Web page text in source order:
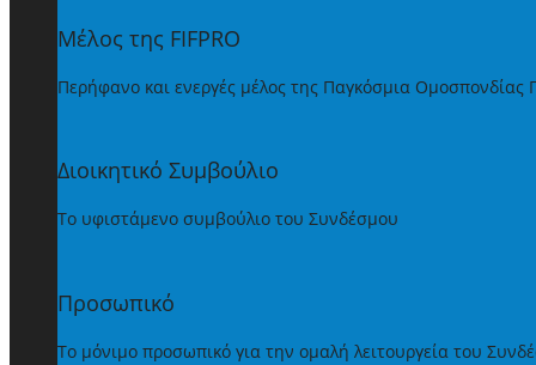
Μέλος της FIFPRO
Περήφανο και ενεργές μέλος της Παγκόσμια Ομοσπονδίας
Διοικητικό Συμβούλιο
Το υφιστάμενο συμβούλιο του Συνδέσμου
Προσωπικό
Το μόνιμο προσωπικό για την ομαλή λειτουργεία του